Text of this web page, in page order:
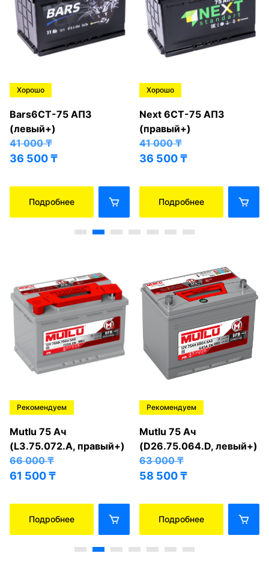
Хорошо
Bars6СТ-75 АПЗ
(левый+)
41 000₸
36 500₸
Подробнее
Хорошо
Next 6СТ-75 АПЗ
(правый+)
41 000₸
36 500₸
Подробнее
Рекомендуем
Mutlu 75 Ач
(L3.75.072.A, правый+)
66 000₸
61 500₸
Подробнее
Рекомендуем
Mutlu 75 Ач
(D26.75.064.D, левый+)
63 000₸
58 500₸
Подробнее